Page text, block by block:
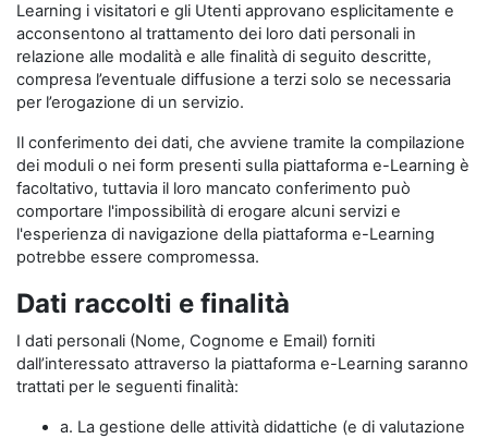
Learning i visitatori e gli Utenti approvano esplicitamente e
acconsentono al trattamento dei loro dati personali in
relazione alle modalità e alle finalità di seguito descritte,
compresa l’eventuale diffusione a terzi solo se necessaria
per l’erogazione di un servizio.
Il conferimento dei dati, che avviene tramite la compilazione
dei moduli o nei form presenti sulla piattaforma e-Learning è
facoltativo, tuttavia il loro mancato conferimento può
comportare l'impossibilità di erogare alcuni servizi e
l'esperienza di navigazione della piattaforma e-Learning
potrebbe essere compromessa.
Dati raccolti e finalità
I dati personali (Nome, Cognome e Email) forniti
dall’interessato attraverso la piattaforma e-Learning saranno
trattati per le seguenti finalità:
a. La gestione delle attività didattiche (e di valutazione